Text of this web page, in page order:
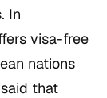
In
visa-free
nations
that